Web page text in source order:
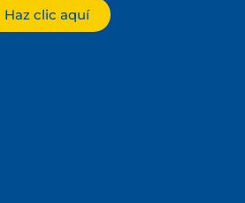
Haz clic aquí